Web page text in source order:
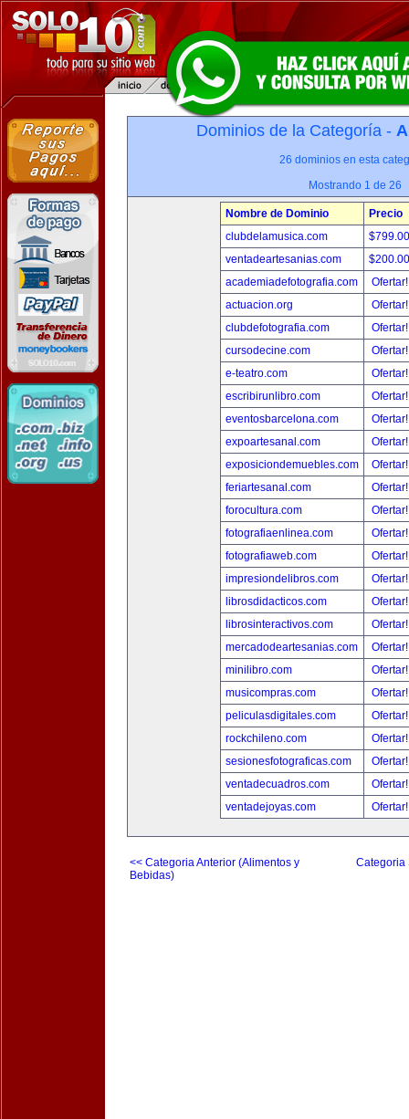
Dominios de la Categoría -
26 dominios en esta
Mostrando 1 de 26
Nombre de Dominio
Precio
clubdelamusica.com
ventadeartesanias.com
academiadefotografia.com
actuacion.org
clubdefotografia.com
cursodecine.com
e-teatro.com
escribirunlibro.com
eventosbarcelona.com
expoartesanal.com
exposiciondemuebles.com
feriartesanal.com
forocultura.com
fotografiaenlinea.com
fotografiaweb.com
impresiondelibros.com
librosdidacticos.com
librosinteractivos.com
mercadodeartesanias.com
minilibro.com
musicompras.com
peliculasdigitales.com
rockchileno.com
sesionesfotograficas.com
ventadecuadros.com
ventadejoyas.com
<< Categoria Anterior (Alimentos y
Bebidas)
Categoria